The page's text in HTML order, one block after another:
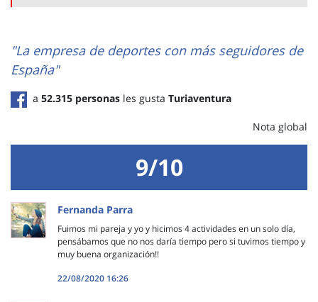
"La empresa de deportes con más seguidores de
España"
a 52.315 personas les gusta Turiaventura
Nota global
9/10
Fernanda Parra
Fuimos mi pareja y yo y hicimos 4 actividades en un solo día,
pensábamos que no nos daría tiempo pero si tuvimos tiempo y
muy buena organización!!
22/08/2020 16:26